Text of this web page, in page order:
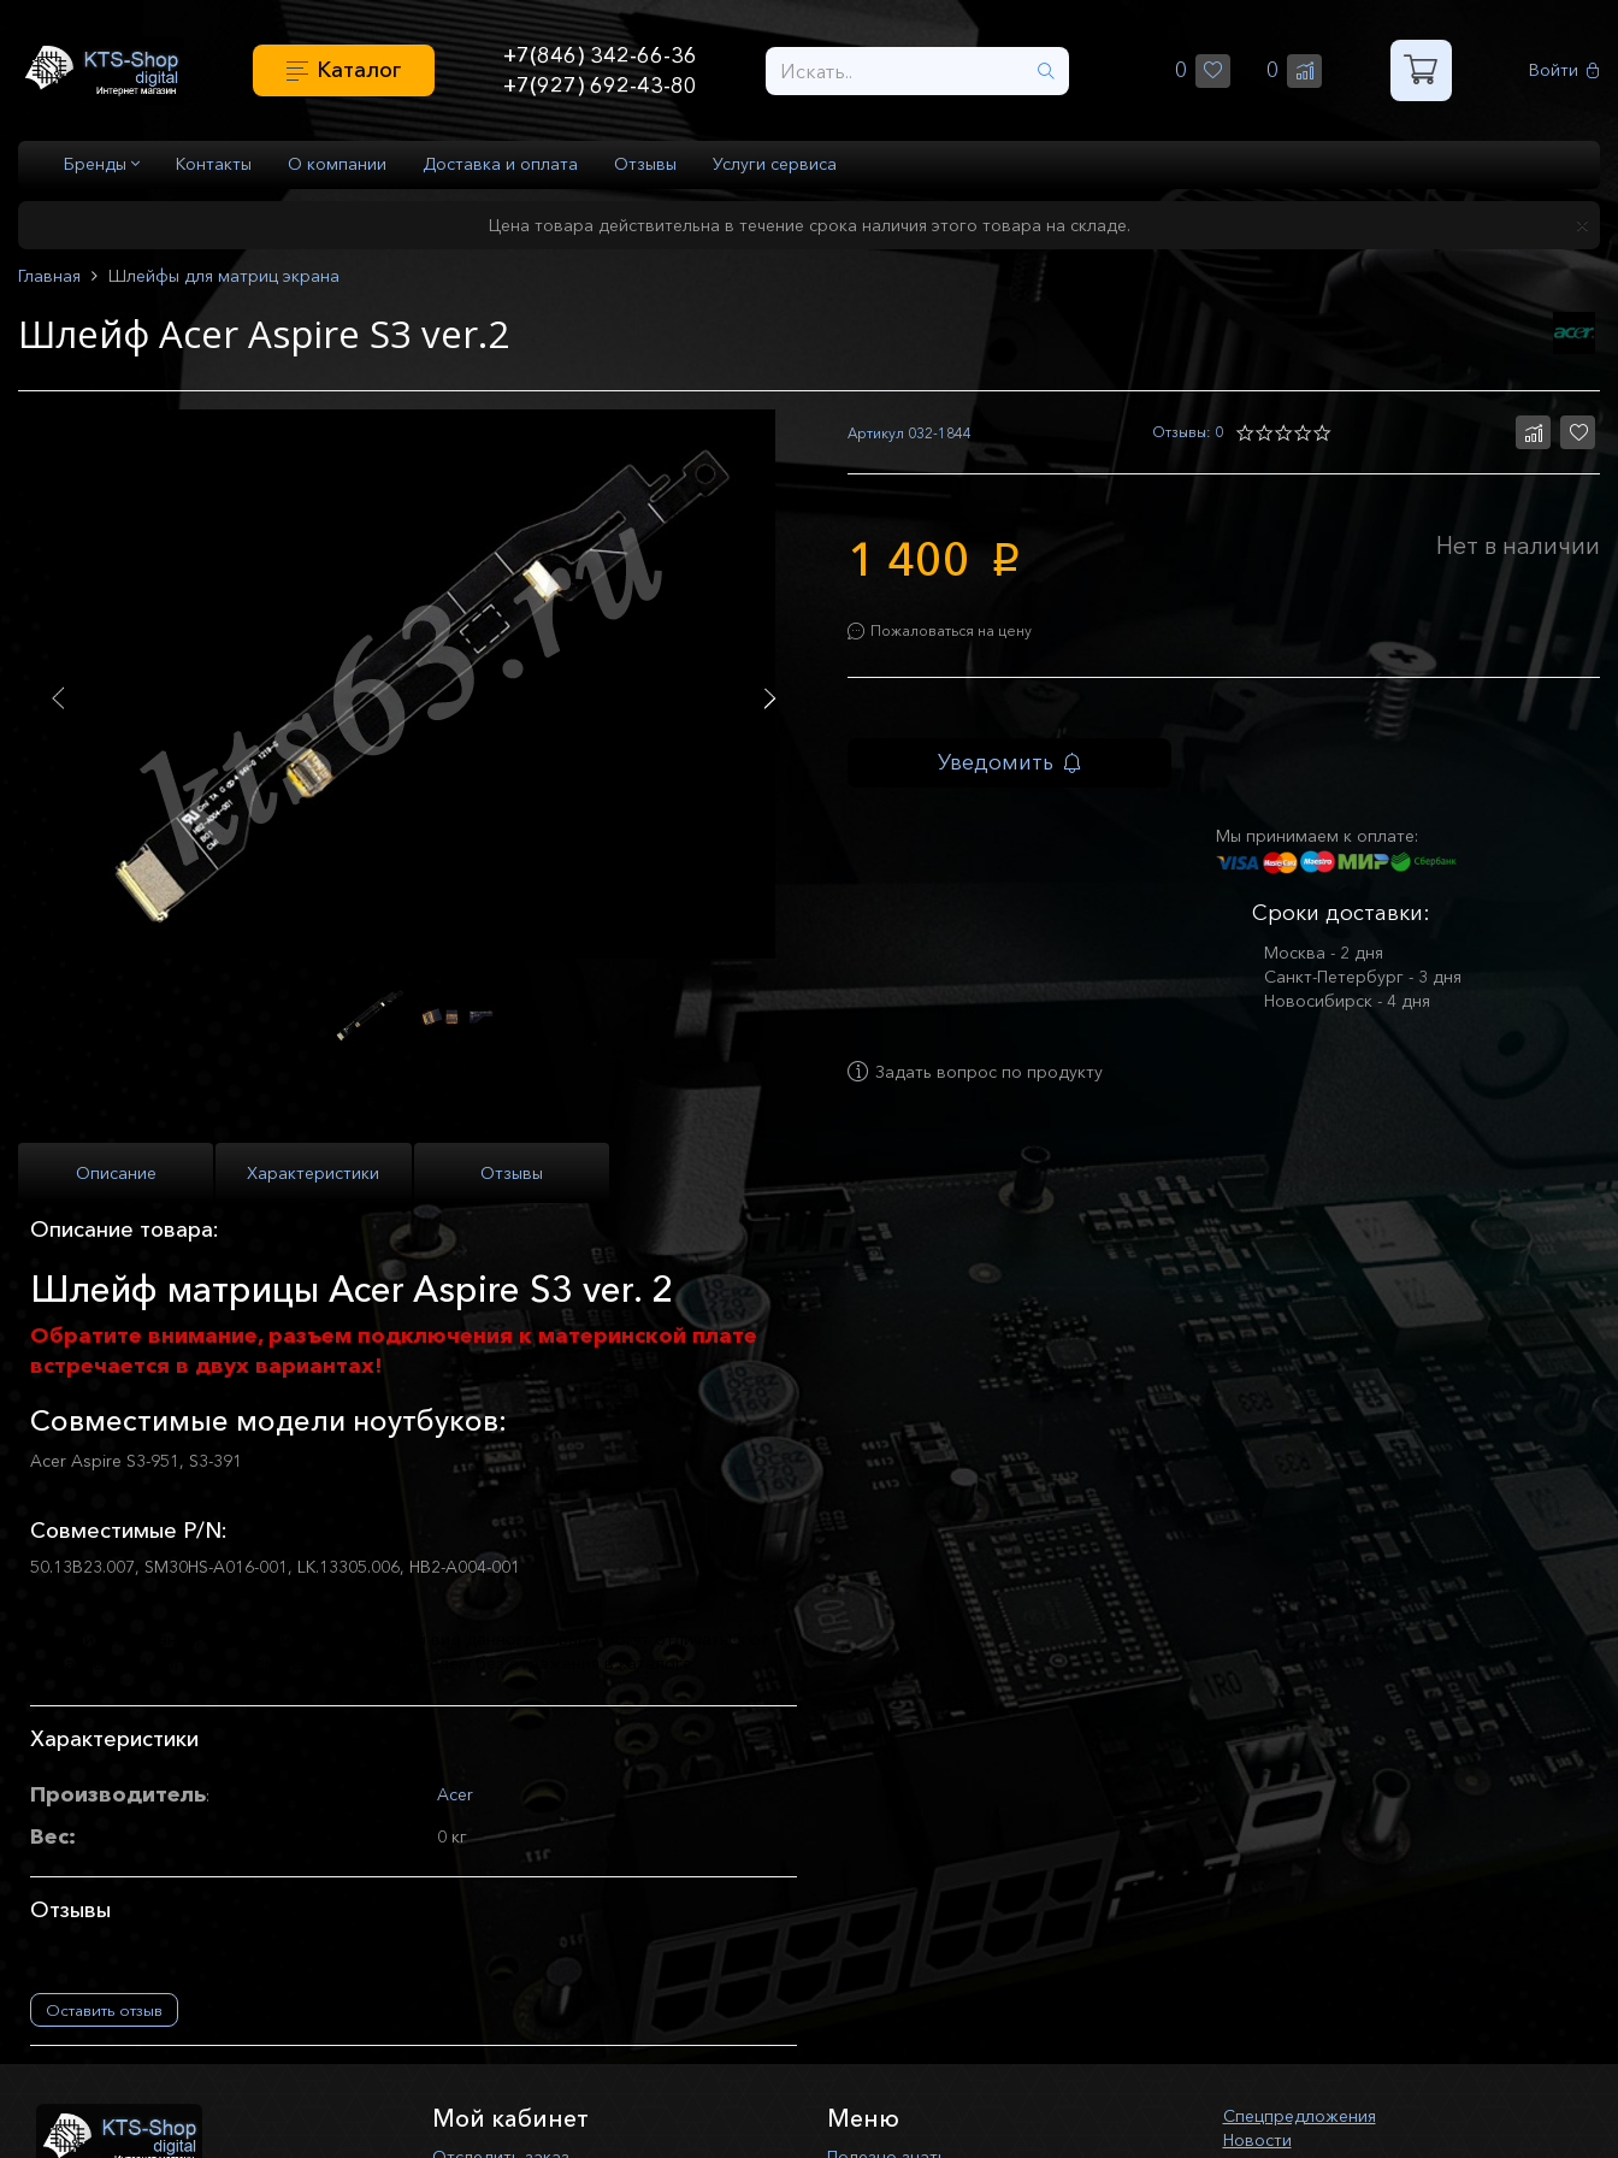
Каталог
+7(846) 342-66-36
+7(927) 692-43-80
0 0 Войти
Бренды Контакты О компании Доставка и оплата Отзывы Услуги сервиса
Цена товара действительна в течение срока наличия этого товара на складе.
Главная Шлейфы для матриц экрана
Шлейф Acer Aspire S3 ver.2
Артикул 032-1844 Отзывы: 0
1 400 p
Пожаловаться на цену
Нет в наличии
Уведомить
Мы принимаем к оплате:
Сроки доставки:
Москва - 2 дня
Санкт-Петербург - 3 дня
Новосибирск - 4 дня
Задать вопрос по продукту
Описание Характеристики Отзывы
Описание товара:
Шлейф матрицы Acer Aspire S3 ver. 2
Обратите внимание, разъем подключения к материнской плате
встречается в двух вариантах!
Совместимые модели ноутбуков:
Acer Aspire S3-951, S3-391
Совместимые P/N:
50.13B23.007, SM30HS-A016-001, LK.13305.006, HB2-A004-001
указанных или могут быть изменены производителем без отражения в каталоге
Характеристики
Производитель: Acer
Вес: 0 кг
Отзывы
Оставить отзыв
Мой кабинет Меню
Спецпредложения
Новости